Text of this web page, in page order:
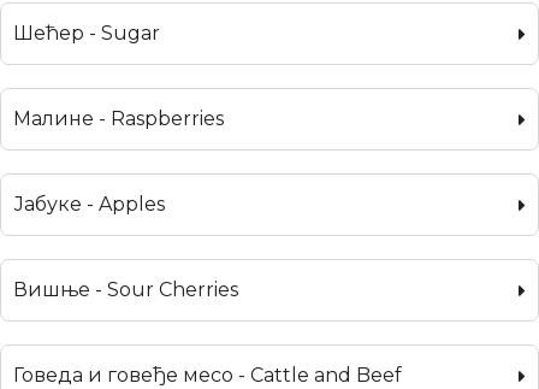
Шећер - Sugar
Малине - Raspberries
Јабуке - Apples
Вишње - Sour Cherries
Говеда и говеђе месо - Cattle and Beef